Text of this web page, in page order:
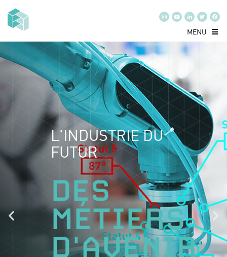
MENU
L'INDUSTRIE DU
FUTUR
DES
MÉTIERS
D'AVENIR